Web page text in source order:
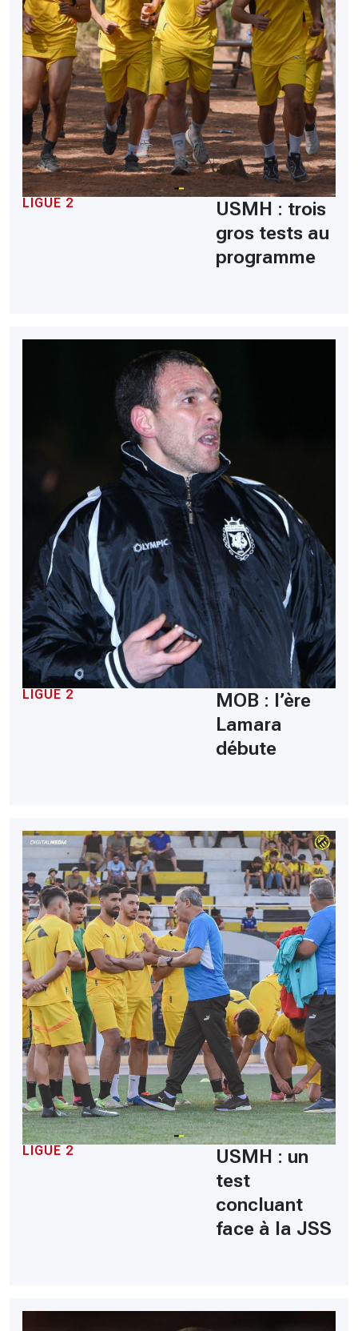
LIGUE 2
USMH : trois
gros tests au
programme
LIGUE 2
MOB : l’ère
Lamara
débute
LIGUE 2
USMH : un
test
concluant
face à la JSS